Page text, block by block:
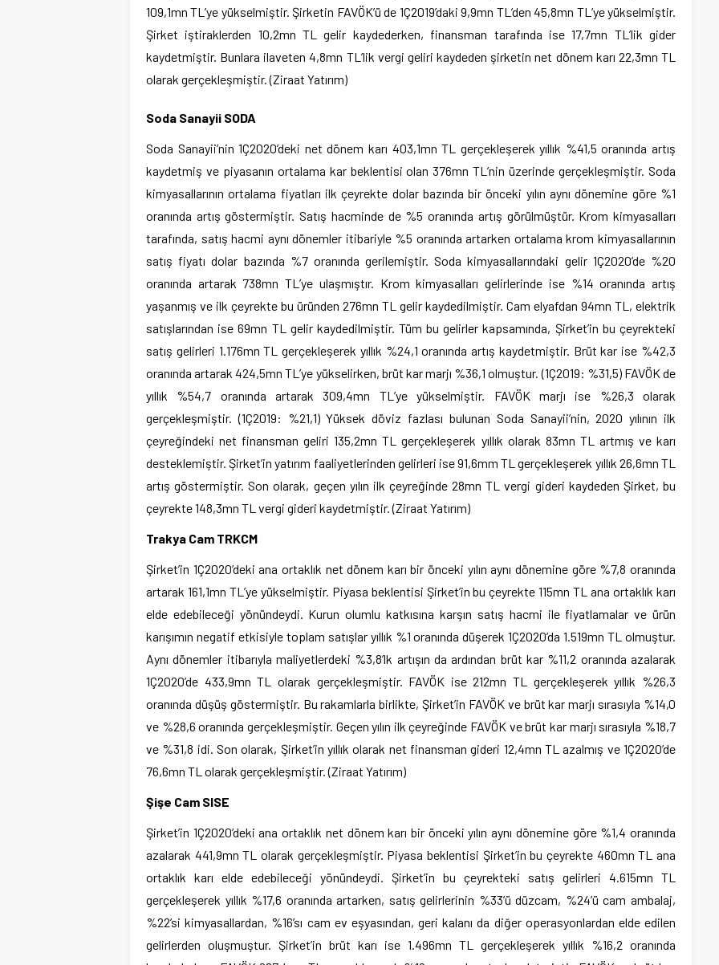
109,1mn TL’ye yükselmiştir. Şirketin FAVÖK’ü de 1Ç2019’daki 9,9mn TL’den 45,8mn TL’ye yükselmiştir.
Şirket iştiraklerden 10,2mn TL gelir kaydederken, finansman tarafında ise 17,7mn TL’lik gider
kaydetmiştir. Bunlara ilaveten 4,8mn TL’lik vergi geliri kaydeden şirketin net dönem karı 22,3mn TL
olarak gerçekleşmiştir. (Ziraat Yatırım)
Soda Sanayii SODA
Soda Sanayii’nin 1Ç2020’deki net dönem karı 403,1mn TL gerçekleşerek yıllık %41,5 oranında artış
kaydetmiş ve piyasanın ortalama kar beklentisi olan 376mn TL’nin üzerinde gerçekleşmiştir. Soda
kimyasallarının ortalama fiyatları ilk çeyrekte dolar bazında bir önceki yılın aynı dönemine göre %1
oranında artış göstermiştir. Satış hacminde de %5 oranında artış görülmüştür. Krom kimyasalları
tarafında, satış hacmi aynı dönemler itibariyle %5 oranında artarken ortalama krom kimyasallarının
satış fiyatı dolar bazında %7 oranında gerilemiştir. Soda kimyasallarındaki gelir 1Ç2020’de %20
oranında artarak 738mn TL’ye ulaşmıştır. Krom kimyasalları gelirlerinde ise %14 oranında artış
yaşanmış ve ilk çeyrekte bu üründen 276mn TL gelir kaydedilmiştir. Cam elyafdan 94mn TL, elektrik
satışlarından ise 69mn TL gelir kaydedilmiştir. Tüm bu gelirler kapsamında, Şirket’in bu çeyrekteki
satış gelirleri 1.176mn TL gerçekleşerek yıllık %24,1 oranında artış kaydetmiştir. Brüt kar ise %42,3
oranında artarak 424,5mn TL’ye yükselirken, brüt kar marjı %36,1 olmuştur. (1Ç2019: %31,5) FAVÖK de
yıllık %54,7 oranında artarak 309,4mn TL’ye yükselmiştir. FAVÖK marjı ise %26,3 olarak
gerçekleşmiştir. (1Ç2019: %21,1) Yüksek döviz fazlası bulunan Soda Sanayii’nin, 2020 yılının ilk
çeyreğindeki net finansman geliri 135,2mn TL gerçekleşerek yıllık olarak 83mn TL artmış ve karı
desteklemiştir. Şirket’in yatırım faaliyetlerinden gelirleri ise 91,6mm TL gerçekleşerek yıllık 26,6mn TL
artış göstermiştir. Son olarak, geçen yılın ilk çeyreğinde 28mn TL vergi gideri kaydeden Şirket, bu
çeyrekte 148,3mn TL vergi gideri kaydetmiştir. (Ziraat Yatırım)
Trakya Cam TRKCM
Şirket’in 1Ç2020’deki ana ortaklık net dönem karı bir önceki yılın aynı dönemine göre %7,8 oranında
artarak 161,1mn TL’ye yükselmiştir. Piyasa beklentisi Şirket’in bu çeyrekte 115mn TL ana ortaklık karı
elde edebileceği yönündeydi. Kurun olumlu katkısına karşın satış hacmi ile fiyatlamalar ve ürün
karışımın negatif etkisiyle toplam satışlar yıllık %1 oranında düşerek 1Ç2020’da 1.519mn TL olmuştur.
Aynı dönemler itibarıyla maliyetlerdeki %3,8’lk artışın da ardından brüt kar %11,2 oranında azalarak
1Ç2020’de 433,9mn TL olarak gerçekleşmiştir. FAVÖK ise 212mn TL gerçekleşerek yıllık %26,3
oranında düşüş göstermiştir. Bu rakamlarla birlikte, Şirket’in FAVÖK ve brüt kar marjı sırasıyla %14,0
ve %28,6 oranında gerçekleşmiştir. Geçen yılın ilk çeyreğinde FAVÖK ve brüt kar marjı sırasıyla %18,7
ve %31,8 idi. Son olarak, Şirket’in yıllık olarak net finansman gideri 12,4mn TL azalmış ve 1Ç2020’de
76,6mn TL olarak gerçekleşmiştir. (Ziraat Yatırım)
Şişe Cam SISE
Şirket’in 1Ç2020’deki ana ortaklık net dönem karı bir önceki yılın aynı dönemine göre %1,4 oranında
azalarak 441,9mn TL olarak gerçekleşmiştir. Piyasa beklentisi Şirket’in bu çeyrekte 460mn TL ana
ortaklık karı elde edebileceği yönündeydi. Şirket’in bu çeyrekteki satış gelirleri 4.615mn TL
gerçekleşerek yıllık %17,6 oranında artarken, satış gelirlerinin %33’ü düzcam, %24’ü cam ambalaj,
%22’si kimyasallardan, %16’sı cam ev eşyasından, geri kalanı da diğer operasyonlardan elde edilen
gelirlerden oluşmuştur. Şirket’in brüt karı ise 1.496mn TL gerçekleşerek yıllık %16,2 oranında